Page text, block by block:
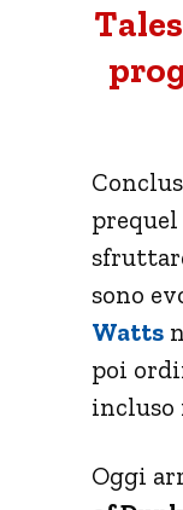
sono
Watts
poi
incluso
Oggi